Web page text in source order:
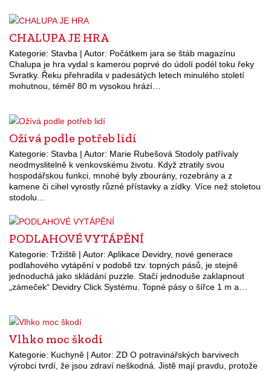
CHALUPA JE HRA
Kategorie: Stavba | Autor: Počátkem jara se štáb magazínu
Chalupa je hra vydal s kamerou poprvé do údolí podél toku řeky
Svratky. Řeku přehradila v padesátých letech minulého století
mohutnou, téměř 80 m vysokou hrází…
Ožívá podle potřeb lidí
Kategorie: Stavba | Autor: Marie Rubešová Stodoly patřívaly
neodmyslitelně k venkovskému životu. Když ztratily svou
hospodářskou funkci, mnohé byly zbourány, rozebrány a z
kamene či cihel vyrostly různé přístavky a zídky. Více než stoletou
stodolu…
PODLAHOVÉ VYTÁPĚNÍ
Kategorie: Tržiště | Autor: Aplikace Devidry, nové generace
podlahového vytápění v podobě tzv. topných pásů, je stejně
jednoduchá jako skládání puzzle. Stačí jednoduše zaklapnout
„zámeček“ Devidry Click Systému. Topné pásy o šířce 1 m a…
Vlhko moc škodí
Kategorie: Kuchyně | Autor: ZD O potravinářských barvivech
výrobci tvrdí, že jsou zdraví neškodná. Jistě mají pravdu, protože